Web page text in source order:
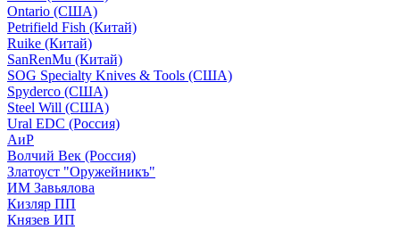
Ontario (США)
Petrifield Fish (Китай)
Ruike (Китай)
SanRenMu (Китай)
SOG Specialty Knives & Tools (США)
Spyderco (США)
Steel Will (США)
Ural EDC (Россия)
АиР
Волчий Век (Россия)
Златоуст "Оружейникъ"
ИМ Завьялова
Кизляр ПП
Князев ИП